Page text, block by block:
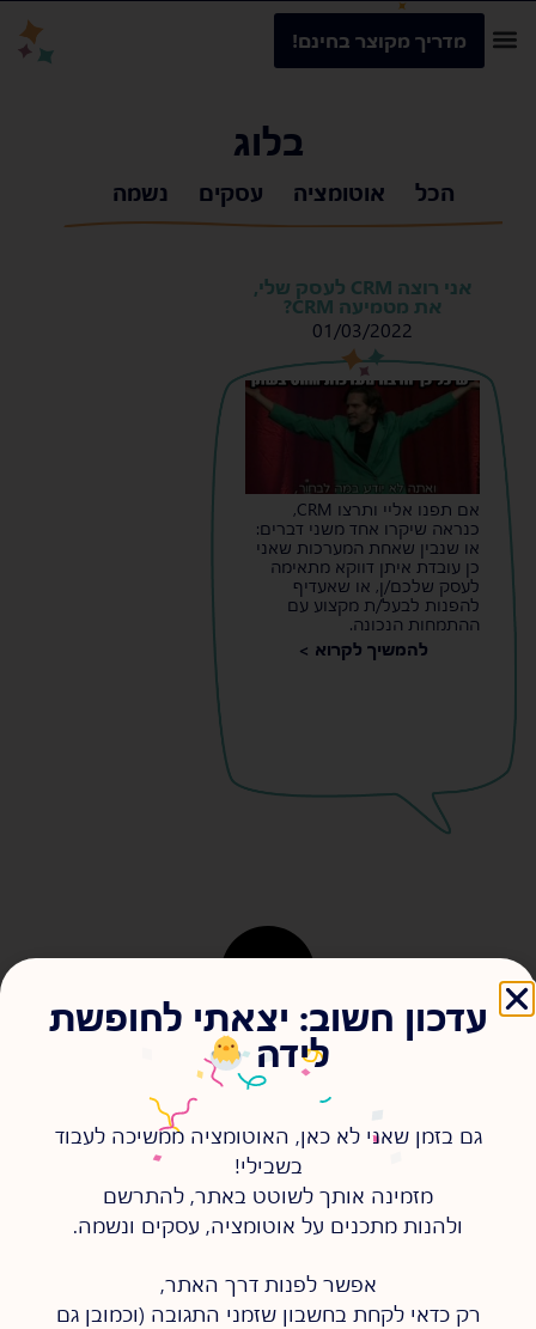
מדריך מקוצר בחינם!
בלוג
הכל אוטומציה עסקים נשמה
אני רוצה CRM לעסק שלי,
את מטמיעה CRM?
01/03/2022
s
אם תפנו אליי ותרצו CRM,
כנראה שיקרו אחד משני דברים:
או שנבין שאחת המערכות שאני
כן עובדת איתן דווקא מתאימה
לעסק שלכם/ן, או שאעדיף
להפנות לבעל/ת מקצוע עם
ההתמחות הנכונה.
להמשיך לקרוא >
עדכון חשוב: יצאתי לחופשת
לידה
גם בזמן שאני לא כאן, האוטומציה ממשיכה לעבוד
בשבילי!
מזמינה אותך לשוטט באתר, להתרשם
ולהנות מתכנים על אוטומציה, עסקים ונשמה.
אפשר לפנות דרך האתר,
רק כדאי לקחת בחשבון שזמני התגובה (וכמובן גם